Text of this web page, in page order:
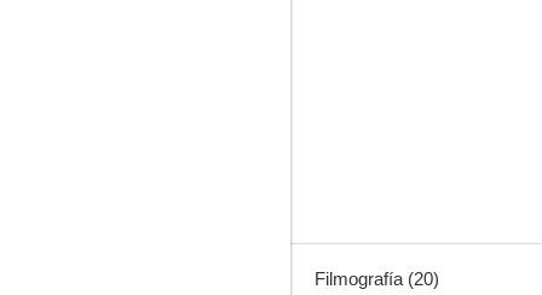
Filmografía (20)